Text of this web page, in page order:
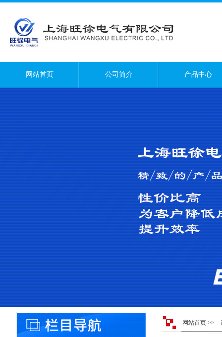
网站首页 公司简介 产品中心
网站首页 >>